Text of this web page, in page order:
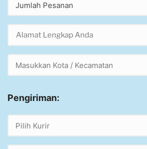
Jumlah Pesanan
Masukkan Kota / Kecamatan
Pengiriman:
Pilih Kurir